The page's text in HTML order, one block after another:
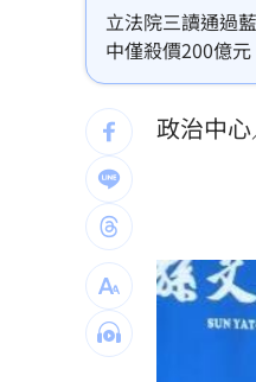
7月績效
伊朗稱同
外資砍這
立法院三讀通過
中僅殺價200億
利益，完全缺乏
發各界對國防預
政治中